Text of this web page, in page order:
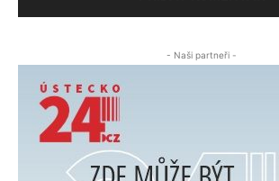
- Naši partneři -